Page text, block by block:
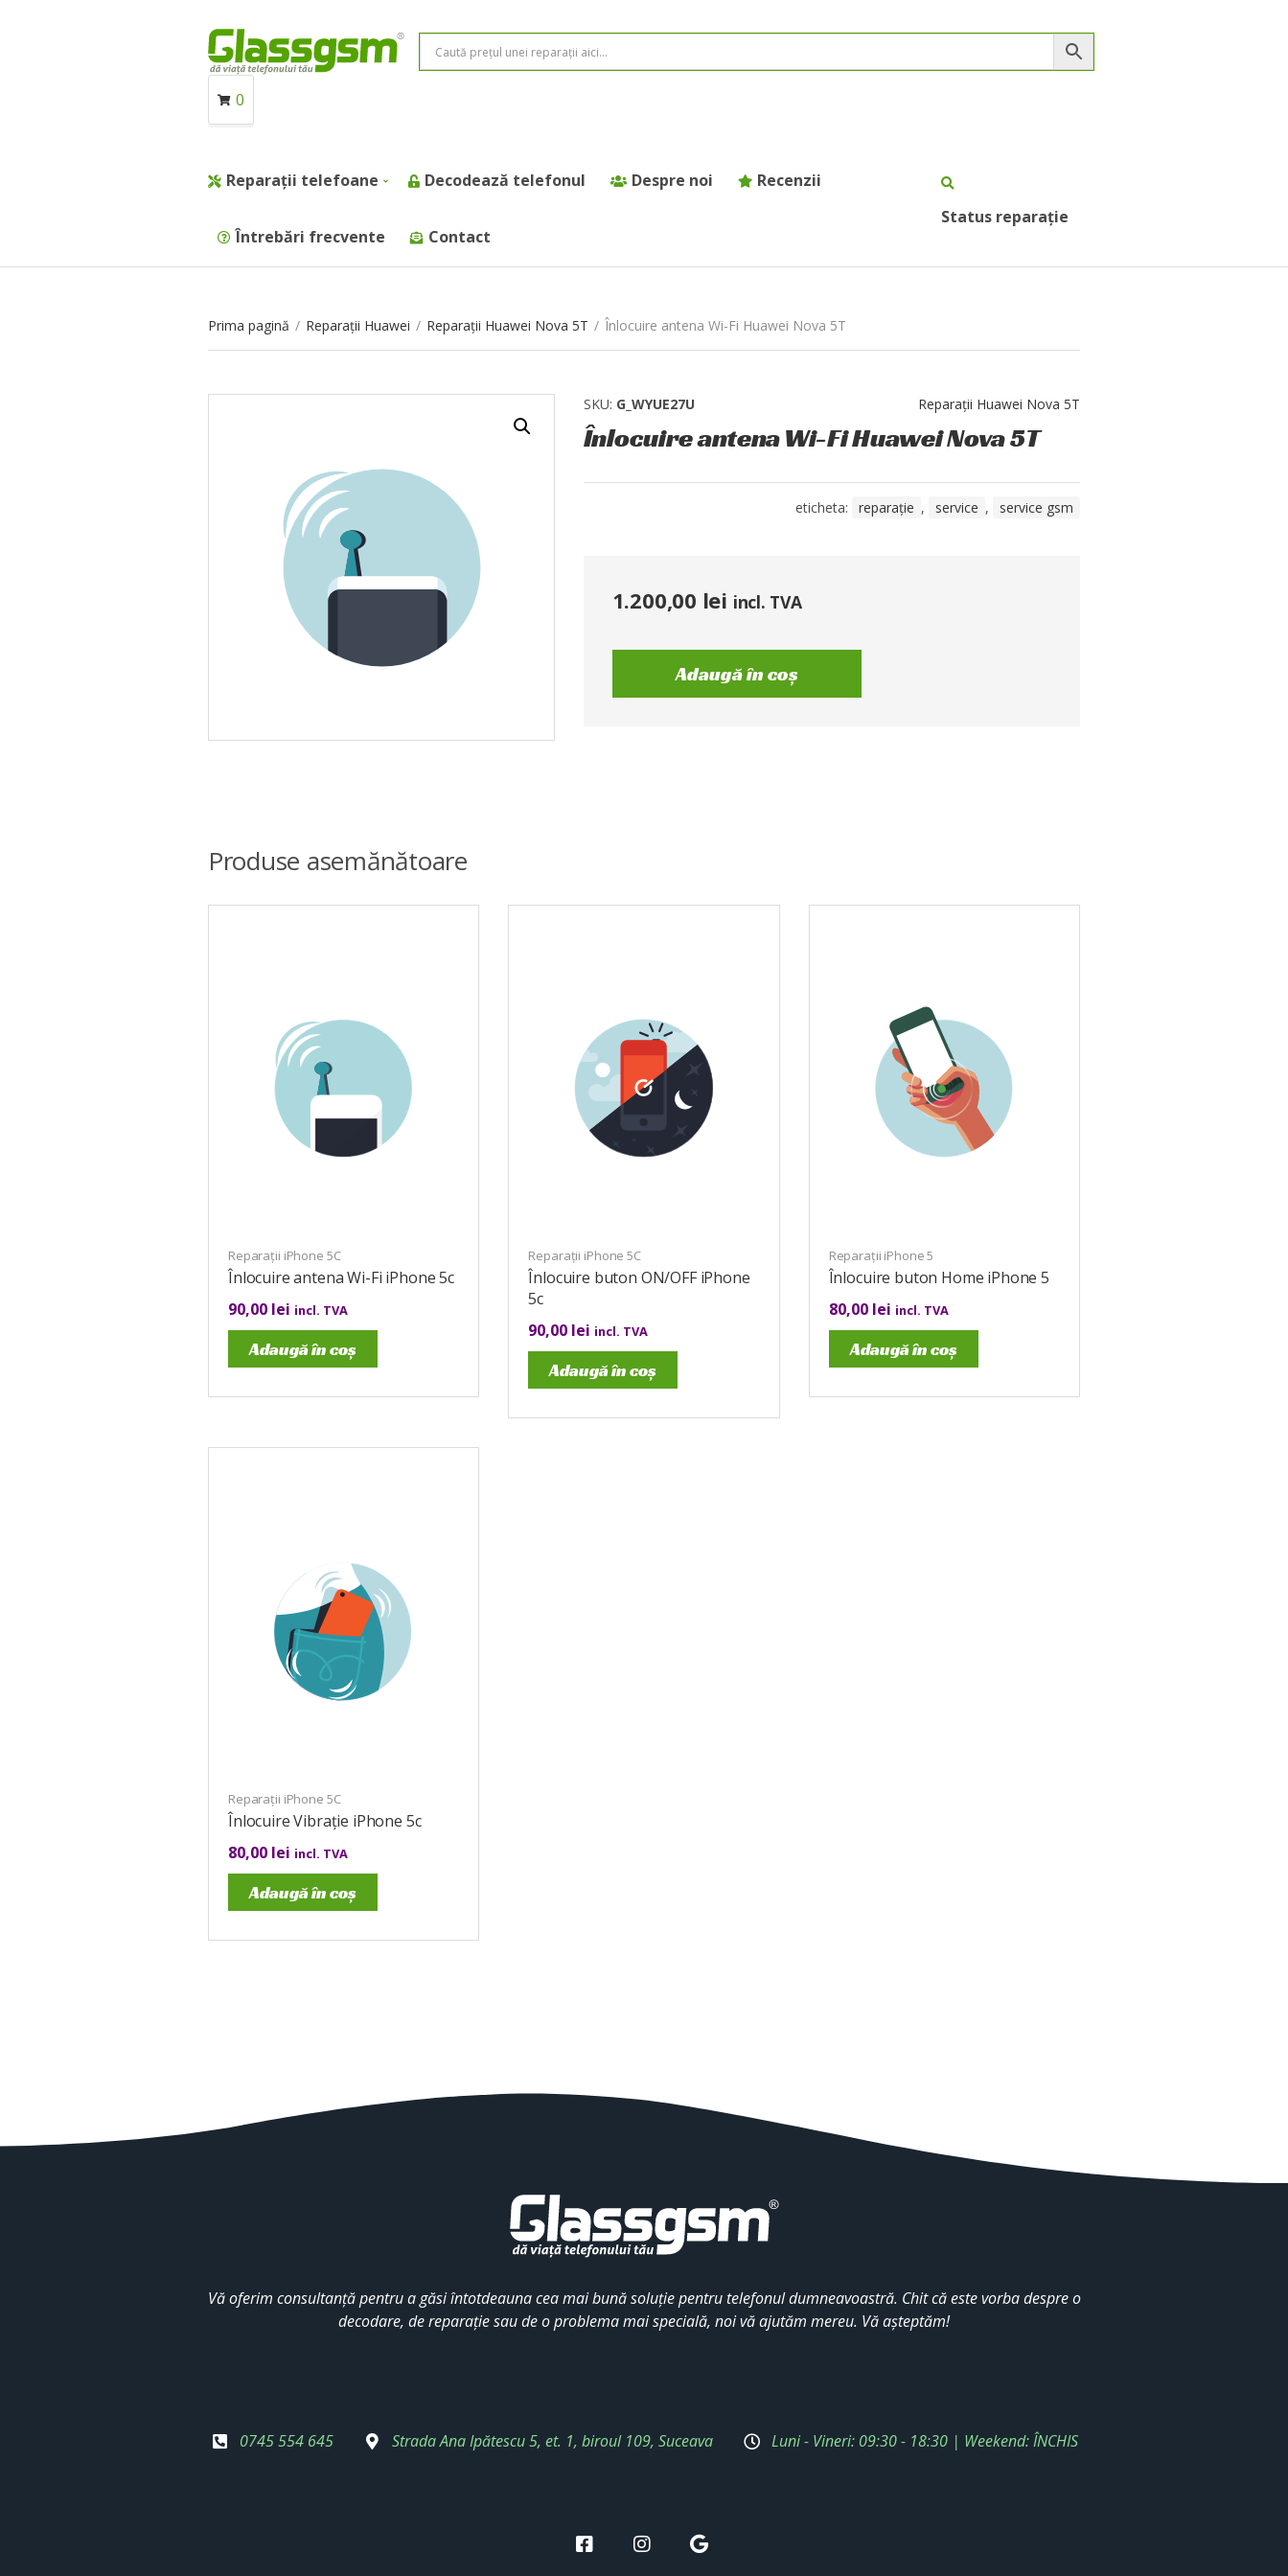
0
Reparații telefoane Decodează telefonul Despre noi Recenzii
Întrebări frecvente Contact
Status reparație
Prima pagină / Reparații Huawei / Reparații Huawei Nova 5T / Înlocuire antena Wi-Fi Huawei Nova 5T
SKU: G_WYUE27U Reparații Huawei Nova 5T
Înlocuire antena Wi-Fi Huawei Nova 5T
eticheta: reparație , service , service gsm
1.200,00 lei incl. TVA
Adaugă în coș
Produse asemănătoare
Reparații iPhone 5C
Înlocuire antena Wi-Fi iPhone 5c
90,00 lei incl. TVA
Adaugă în coș
Reparații iPhone 5C
Înlocuire buton ON/OFF iPhone
5c
90,00 lei incl. TVA
Adaugă în coș
Reparații iPhone 5
Înlocuire buton Home iPhone 5
80,00 lei incl. TVA
Adaugă în coș
Reparații iPhone 5C
Înlocuire Vibrație iPhone 5c
80,00 lei incl. TVA
Adaugă în coș
Vă oferim consultanță pentru a găsi întotdeauna cea mai bună soluție pentru telefonul dumneavoastră. Chit că este vorba despre o
decodare, de reparație sau de o problema mai specială, noi vă ajutăm mereu. Vă așteptăm!
0745 554 645 Strada Ana Ipătescu 5, et. 1, biroul 109, Suceava Luni - Vineri: 09:30 - 18:30 | Weekend: ÎNCHIS